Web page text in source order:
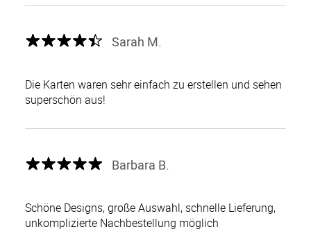
Sarah M.
Die Karten waren sehr einfach zu erstellen und sehen
superschön aus!
Barbara B.
Schöne Designs, große Auswahl, schnelle Lieferung,
unkomplizierte Nachbestellung möglich